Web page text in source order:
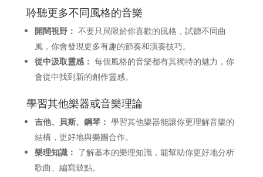
聆聽更多不同風格的音樂
開闊視野： 不要只局限於你喜歡的風格，試聽不同曲
風，你會發現更多有趣的節奏和演奏技巧。
從中汲取靈感： 每個風格的音樂都有其獨特的魅力，你
會從中找到新的創作靈感。
學習其他樂器或音樂理論
吉他、貝斯、鋼琴： 學習其他樂器能讓你更理解音樂的
結構，更好地與樂團合作。
樂理知識： 了解基本的樂理知識，能幫助你更好地分析
歌曲、編寫鼓點。